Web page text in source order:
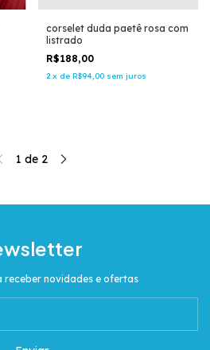
corselet duda paetê rosa com
listrado
R$188,00
2 x de R$94,00 sem juros
1 de 2
receber novidades e ofertas